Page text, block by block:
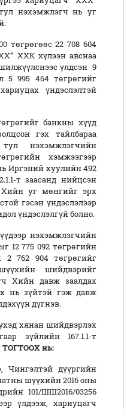
нэхэмжлэгч нь уг
22 708 604
ХХК хүлээн авснаа
үлдсэн 9
5 995 464 төгрөгийг
үндэслэлтэй
банкны хүүд
гэх тайлбараа
нэхэмжлэгчийн
хэмжээгээр
Иргэний хуулийн 492
т заасанд нийцсэн
уг мөнгийг эрх
гэсэн үндэслэлээр
үндэслэлгүй болно.
нэхэмжлэгчийн
12 775 092 төгрөгийн
2 762 904 төгрөгийг
шийдвэрийг
Хийн давж заалдах
нь зүйтэй гэж давж
дүгнэв.
хянан шийдвэрлэх
зүйлийн 167.1.1-т
ТОГТООХ нь:
Чингэлтэй дүүргийн
шүүхийн 2016 оны
101/ШШ2016/03256
үлдээж, хариуцагч